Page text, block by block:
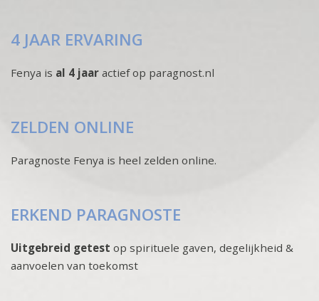
4 JAAR ERVARING
Fenya is al 4 jaar actief op paragnost.nl
ZELDEN ONLINE
Paragnoste Fenya is heel zelden online.
ERKEND PARAGNOSTE
Uitgebreid getest op spirituele gaven, degelijkheid &
aanvoelen van toekomst